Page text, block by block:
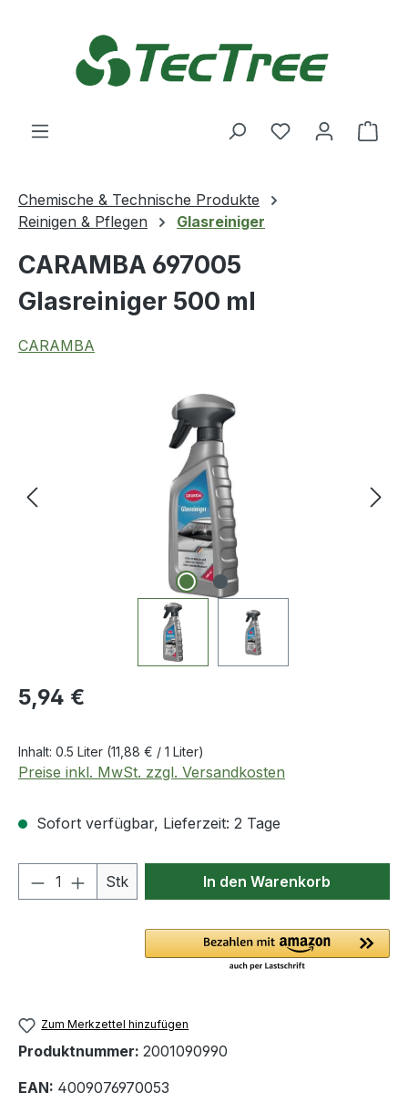
Du hast 0
Chemische & Technische Produkte
Reinigen & Pflegen
Glasreiniger
CARAMBA 697005
Glasreiniger 500 ml
CARAMBA
Bildergalerie überspringen
Regulärer Preis:
5,94 €
Inhalt: 0.5 Liter (11,88 € / 1 Liter)
Preise inkl. MwSt. zzgl. Versandkosten
Sofort verfügbar, Lieferzeit: 2 Tage
Produkt Anzahl: Gib den
Stk In den Warenkorb
Zum Merkzettel hinzufügen
Produktnummer: 2001090990
EAN: 4009076970053